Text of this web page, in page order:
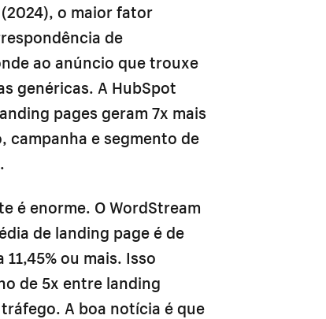
o maior fator
de
ao anúncio que trouxe
genéricas. A HubSpot
pages geram 7x mais
campanha e segmento de
é enorme. O WordStream
de landing page é de
ou mais. Isso
de 5x entre landing
A boa notícia é que